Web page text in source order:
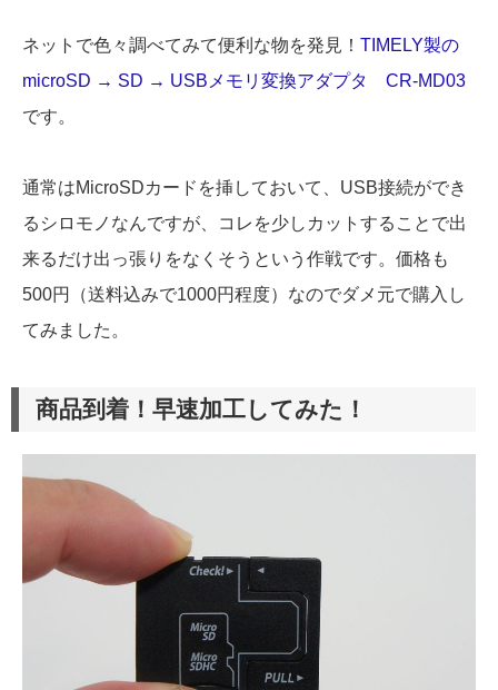
ネットで色々調べてみて便利な物を発見！ TIMELY製の
microSD → SD → USBメモリ変換アダプタ CR-MD03
です。
通常はMicroSDカードを挿しておいて、USB接続ができ
るシロモノなんですが、コレを少しカットすることで出
来るだけ出っ張りをなくそうという作戦です。価格も
500円（送料込みで1000円程度）なのでダメ元で購入し
てみました。
商品到着！早速加工してみた！